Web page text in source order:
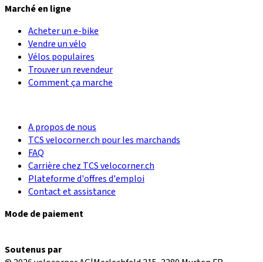
Marché en ligne
Acheter un e-bike
Vendre un vélo
Vélos populaires
Trouver un revendeur
Comment ça marche
A propos de nous
TCS velocorner.ch pour les marchands
FAQ
Carrière chez TCS velocorner.ch
Plateforme d'offres d'emploi
Contact et assistance
Mode de paiement
Soutenus par